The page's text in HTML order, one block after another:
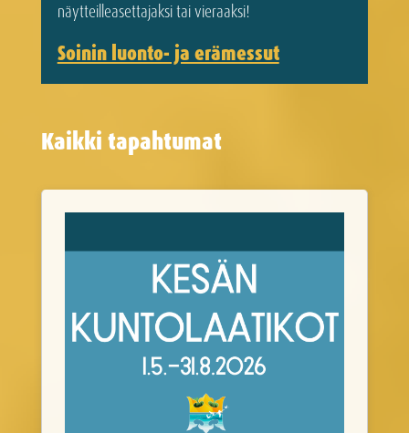
Kaikki tapahtumat
näytteilleasettajaksi tai vieraaksi!
Soinin luonto- ja erämessut